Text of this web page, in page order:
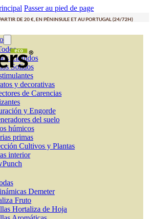
Passer au pied de page
DE 20 €, EN PÉNINSULE ET AU PORTUGAL (24/72H)
Líquidos
Solidos
y decorativas
de Carencias
y Engorde
del suelo
húmicos
primas
Cultivos y Plantas
interior
Demeter
Fruto
Hortaliza de Hoja